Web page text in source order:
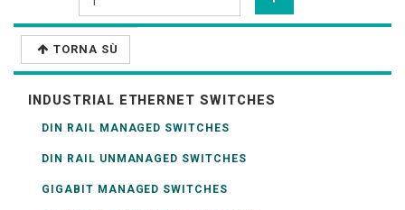
TORNA SÙ
INDUSTRIAL ETHERNET SWITCHES
DIN RAIL MANAGED SWITCHES
DIN RAIL UNMANAGED SWITCHES
GIGABIT MANAGED SWITCHES